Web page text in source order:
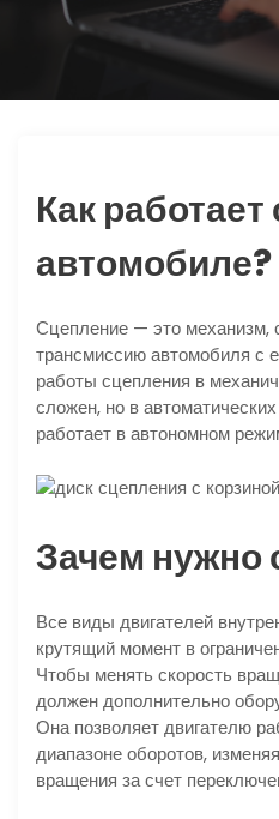
Как
автомобиле?
Сцепление — это механизм,
трансмиссию автомобиля с
работы сцепления в
сложен, но в
работает в автономном
Зачем нужно
Все виды двигателей
крутящий момент в
Чтобы менять скорость
должен дополнительно
Она позволяет двигателю
диапазоне оборотов,
вращения за счет